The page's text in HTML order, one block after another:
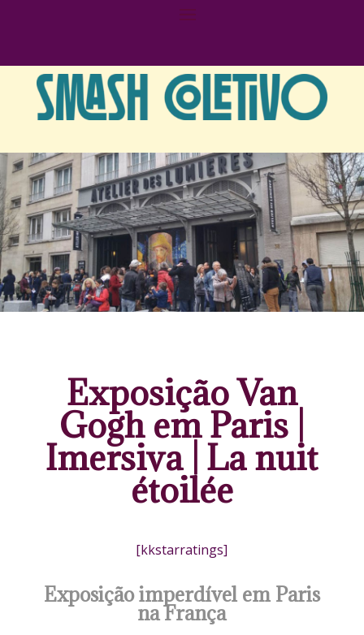
Exposição Van
Gogh em Paris |
Imersiva | La nuit
étoilée
[kkstarratings]
Exposição imperdível em Paris
na França